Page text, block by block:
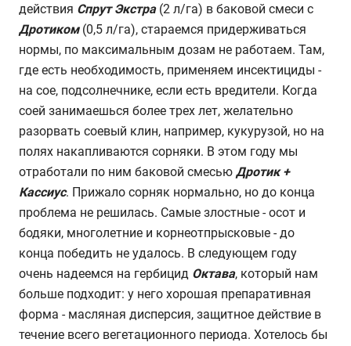
действия Спрут Экстра(2 л/га) в баковой смеси с
Дротиком(0,5 л/га), стараемся придерживаться
нормы, по максимальным дозам не работаем. Там,
где есть необходимость, применяем инсектициды -
на сое, подсолнечнике, если есть вредители. Когда
соей занимаешься более трех лет, желательно
разорвать соевый клин, например, кукурузой, но на
полях накапливаются сорняки. В этом году мы
отработали по ним баковой смесью Дротик +
Кассиус. Прижало сорняк нормально, но до конца
проблема не решилась. Самые злостные - осот и
бодяки, многолетние и корнеотпрысковые - до
конца победить не удалось. В следующем году
очень надеемся на гербицид Октава, который нам
больше подходит: у него хорошая препаративная
форма - масляная дисперсия, защитное действие в
течение всего вегетационного периода. Хотелось бы